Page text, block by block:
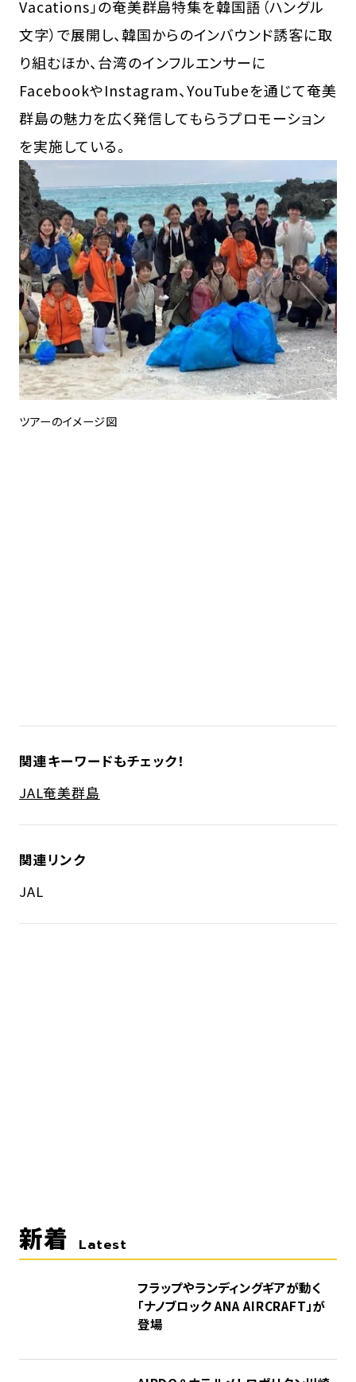
Vacations」の奄美群島特集を韓国語（ハングル
文字）で展開し、韓国からのインバウンド誘客に取
り組むほか、台湾のインフルエンサーに
FacebookやInstagram、YouTubeを通じて奄美
群島の魅力を広く発信してもらうプロモーション
を実施している。
ツアーのイメージ図
関連キーワードもチェック！
JAL奄美群島
関連リンク
JAL
新着 Latest
フラップやランディングギアが動く
「ナノブロック ANA AIRCRAFT」が
登場